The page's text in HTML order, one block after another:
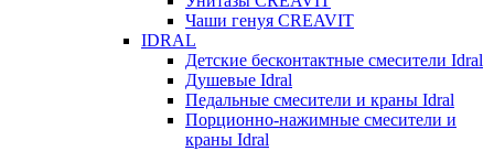
Чаши генуя CREAVIT
IDRAL
Детские бесконтактные смесители Idral
Душевые Idral
Педальные смесители и краны Idral
Порционно-нажимные смесители и
краны Idral